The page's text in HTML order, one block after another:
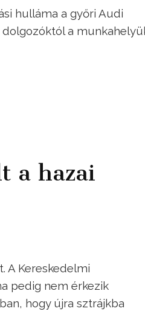
hulláma a győri Audi
dolgozóktól a
a hazai
A Kereskedelmi
pedig nem érkezik
hogy újra sztrájkba